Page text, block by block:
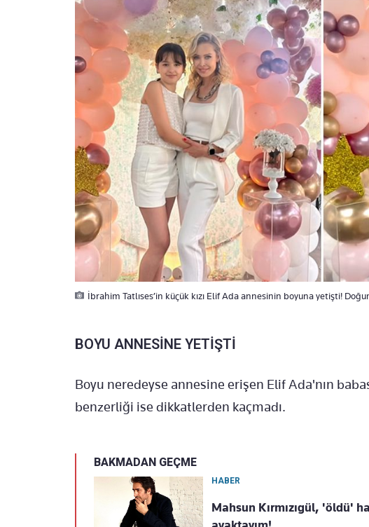
İbrahim Tatlıses’in küçük kızı Elif Ada annesinin boyuna yetişti!
BOYU ANNESİNE YETİŞTİ
Boyu neredeyse annesine erişen Elif Ada'nın
benzerliği ise dikkatlerden kaçmadı.
BAKMADAN GEÇME
HABER
Mahsun Kırmızıgül, 'öldü'